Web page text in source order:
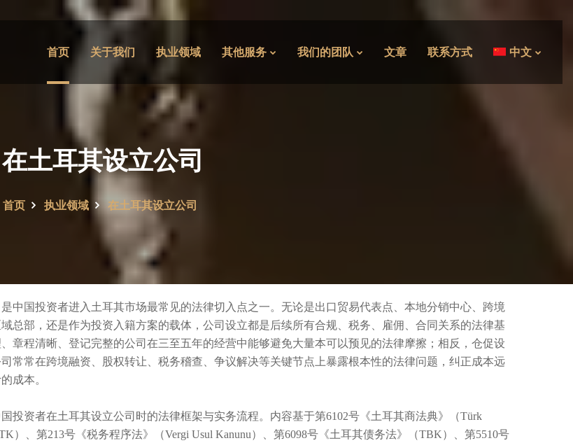
首页 关于我们 执业领域 其他服务 我们的团队 文章 联系方式 中文
在土耳其设立公司
首页 执业领域 在土耳其设立公司
中国投资者进入土耳其市场最常见的法律切入点之一。无论是出口贸易代表点、本地分销中心、跨境
总部，还是作为投资入籍方案的载体，公司设立都是后续所有合规、税务、雇佣、合同关系的法律基
章程清晰、登记完整的公司在三至五年的经营中能够避免大量本可以预见的法律摩擦；相反，仓促设
常常在跨境融资、股权转让、税务稽查、争议解决等关键节点上暴露根本性的法律问题，纠正成本远
成本。
投资者在土耳其设立公司时的法律框架与实务流程。内容基于第6102号《土耳其商法典》（Türk
）、第213号《税务程序法》（Vergi Usul Kanunu）、第6098号《土耳其债务法》（TBK）、第5510号